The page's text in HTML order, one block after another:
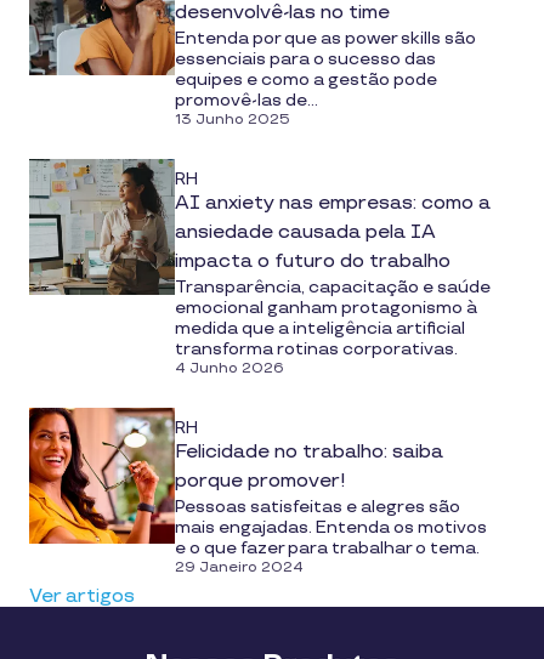
desenvolvê-las no time
Entenda por que as power skills são
essenciais para o sucesso das
equipes e como a gestão pode
promovê-las de...
13 Junho 2025
RH
AI anxiety nas empresas: como a
ansiedade causada pela IA
impacta o futuro do trabalho
Transparência, capacitação e saúde
emocional ganham protagonismo à
medida que a inteligência artificial
transforma rotinas corporativas.
4 Junho 2026
RH
Felicidade no trabalho: saiba
porque promover!
Pessoas satisfeitas e alegres são
mais engajadas. Entenda os motivos
e o que fazer para trabalhar o tema.
29 Janeiro 2024
Ver artigos